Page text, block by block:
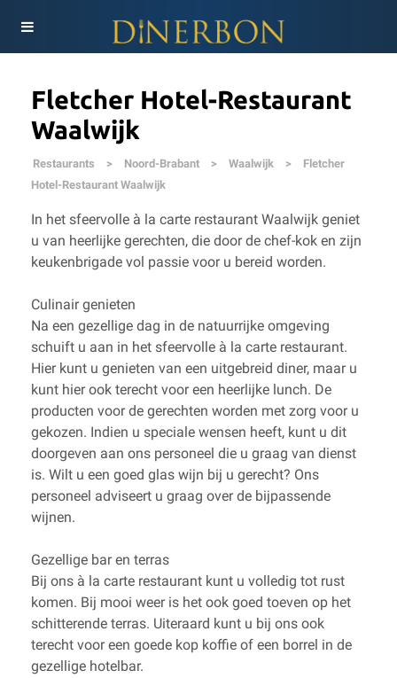
Fletcher Hotel-Restaurant
Waalwijk
Restaurants > Noord-Brabant > Waalwijk >
Fletcher
Hotel-Restaurant Waalwijk
In het sfeervolle à la carte restaurant Waalwijk geniet
u van heerlijke gerechten, die door de chef-kok en zijn
keukenbrigade vol passie voor u bereid worden.
Culinair genieten
Na een gezellige dag in de natuurrijke omgeving
schuift u aan in het sfeervolle à la carte restaurant.
Hier kunt u genieten van een uitgebreid diner, maar u
kunt hier ook terecht voor een heerlijke lunch. De
producten voor de gerechten worden met zorg voor u
gekozen. Indien u speciale wensen heeft, kunt u dit
doorgeven aan ons personeel die u graag van dienst
is. Wilt u een goed glas wijn bij u gerecht? Ons
personeel adviseert u graag over de bijpassende
wijnen.
Gezellige bar en terras
Bij ons à la carte restaurant kunt u volledig tot rust
komen. Bij mooi weer is het ook goed toeven op het
schitterende terras. Uiteraard kunt u bij ons ook
terecht voor een goede kop koffie of een borrel in de
gezellige hotelbar.